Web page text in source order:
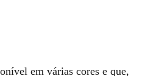
em várias cores e que,